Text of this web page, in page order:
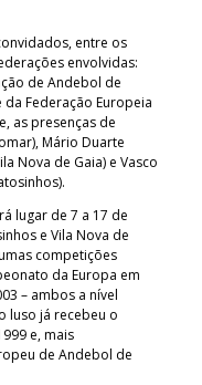
entre os
envolvidas:
de Andebol de
Federação Europeia
as presenças de
Mário Duarte
Nova de Gaia) e Vasco
lugar de 7 a 17 de
e Vila Nova de
competições
da Europa em
– ambos a nível
luso já recebeu o
e, mais
de Andebol de